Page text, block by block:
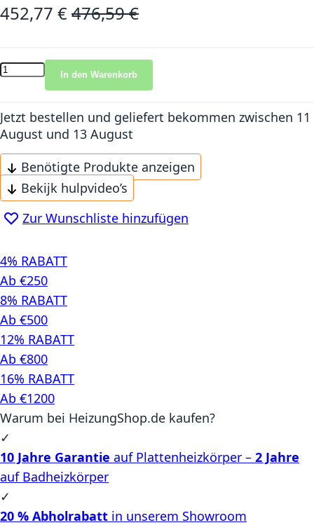
Sonderangebot
452,77 € Normalpreis
476,59 €
In den Warenkorb
Jetzt bestellen und geliefert bekommen zwischen 11
August und 13 August
Benötigte Produkte anzeigen
Bekijk hulpvideo’s
Zur Wunschliste hinzufügen
4% RABATT
Ab €250
8% RABATT
Ab €500
12% RABATT
Ab €800
16% RABATT
Ab €1200
Warum bei HeizungShop.de kaufen?
✓
10 Jahre Garantie auf Plattenheizkörper – 2 Jahre
auf Badheizkörper
✓
20 % Abholrabatt in unserem Showroom